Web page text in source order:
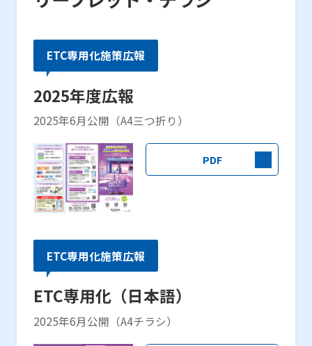
料金所遮断棒について
ETC専用化施策広報
2025年度広報
2025年6月公開（A4三つ折り）
PDF
ETC専用化施策広報
ETC専用化（日本語）
2025年6月公開（A4チラシ）